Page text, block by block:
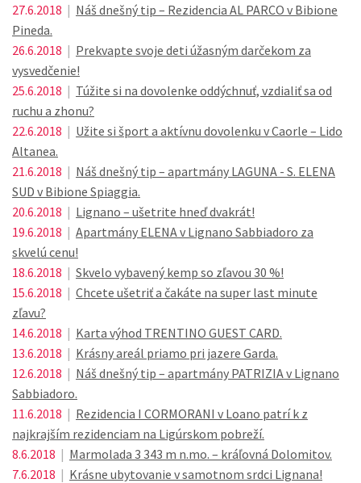
27.6.2018 | Náš dnešný tip – Rezidencia AL PARCO v Bibione
Pineda.
26.6.2018 | Prekvapte svoje deti úžasným darčekom za
vysvedčenie!
25.6.2018 | Túžite si na dovolenke oddýchnuť, vzdialiť sa od
ruchu a zhonu?
22.6.2018 | Užite si šport a aktívnu dovolenku v Caorle – Lido
Altanea.
21.6.2018 | Náš dnešný tip – apartmány LAGUNA - S. ELENA
SUD v Bibione Spiaggia.
20.6.2018 | Lignano – ušetrite hneď dvakrát!
19.6.2018 | Apartmány ELENA v Lignano Sabbiadoro za
skvelú cenu!
18.6.2018 | Skvelo vybavený kemp so zľavou 30 %!
15.6.2018 | Chcete ušetriť a čakáte na super last minute
zľavu?
14.6.2018 | Karta výhod TRENTINO GUEST CARD.
13.6.2018 | Krásny areál priamo pri jazere Garda.
12.6.2018 | Náš dnešný tip – apartmány PATRIZIA v Lignano
Sabbiadoro.
11.6.2018 | Rezidencia I CORMORANI v Loano patrí k z
najkrajším rezidenciam na Ligúrskom pobreží.
8.6.2018 | Marmolada 3 343 m n.mo. – kráľovná Dolomitov.
7.6.2018 | Krásne ubytovanie v samotnom srdci Lignana!